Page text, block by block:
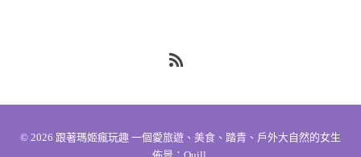
© 2026 跟著瑪姬瘋玩趣 一個愛旅遊、美食、踏青、戶外大自然的女生